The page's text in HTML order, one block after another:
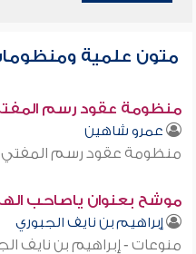
متون علمية
منظومة عقود رسم
عمرو شاهين
منظومة عقود رسم
موشح بعنوان ياصاحب
إبراهيم بن نايف الجبوري
منوعات - إبراهيم بن نايف